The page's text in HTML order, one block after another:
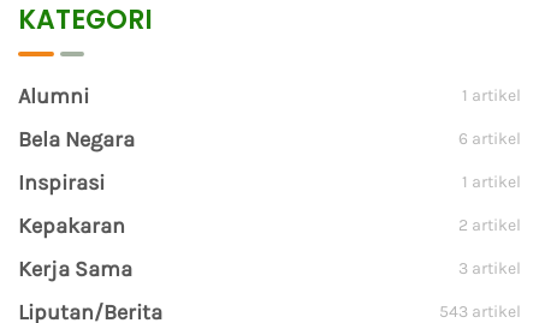
KATEGORI
Alumni 1 artikel
Bela Negara 6 artikel
Inspirasi 1 artikel
Kepakaran 2 artikel
Kerja Sama 3 artikel
Liputan/Berita 543 artikel